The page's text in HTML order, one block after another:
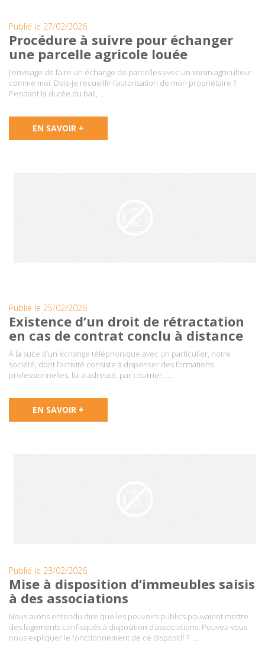
Publié le 27/02/2026
Procédure à suivre pour échanger
une parcelle agricole louée
J’envisage de faire un échange de parcelles avec un voisin agriculteur
comme moi. Dois-je recueillir l’autorisation de mon propriétaire ?
Pendant la durée du bail, ….
EN SAVOIR +
Publié le 25/02/2026
Existence d’un droit de rétractation
en cas de contrat conclu à distance
À la suite d’un échange téléphonique avec un particulier, notre
société, dont l’activité consiste à dispenser des formations
professionnelles, lui a adressé, par courrier, ….
EN SAVOIR +
Publié le 23/02/2026
Mise à disposition d’immeubles saisis
à des associations
Nous avons entendu dire que les pouvoirs publics pouvaient mettre
des logements confisqués à disposition d’associations. Pouvez-vous
nous expliquer le fonctionnement de ce dispositif ? ….